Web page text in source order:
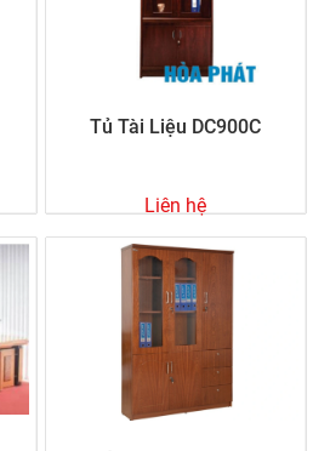
Tủ Tài Liệu DC900C
Liên hệ